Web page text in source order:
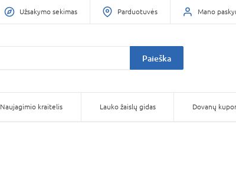
Užsakymo sekimas Parduotuvės Mano
Paieška
Naujagimio kraitelis Lauko žaislų gidas Dovanų